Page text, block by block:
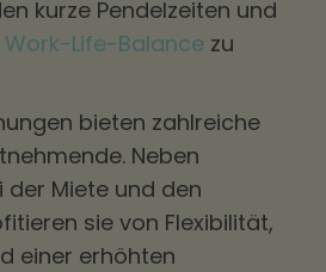
kurze Pendelzeiten und
Work-Life-Balance zu
bieten zahlreiche
Neben
der Miete und den
sie von Flexibilität,
einer erhöhten